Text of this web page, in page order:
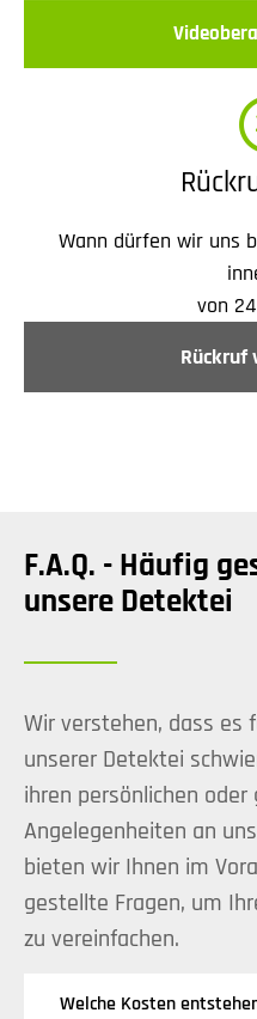
Wann dürfen wir uns
von
Rückruf
F.A.Q. - Häufig
unsere Detektei
Wir verstehen, dass es
unserer Detektei
ihren persönlichen oder
Angelegenheiten an
bieten wir Ihnen im
gestellte Fragen, um
zu vereinfachen.
Welche Kosten